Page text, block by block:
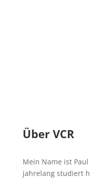
Über VCR
Mein Name ist
jahrelang studiert